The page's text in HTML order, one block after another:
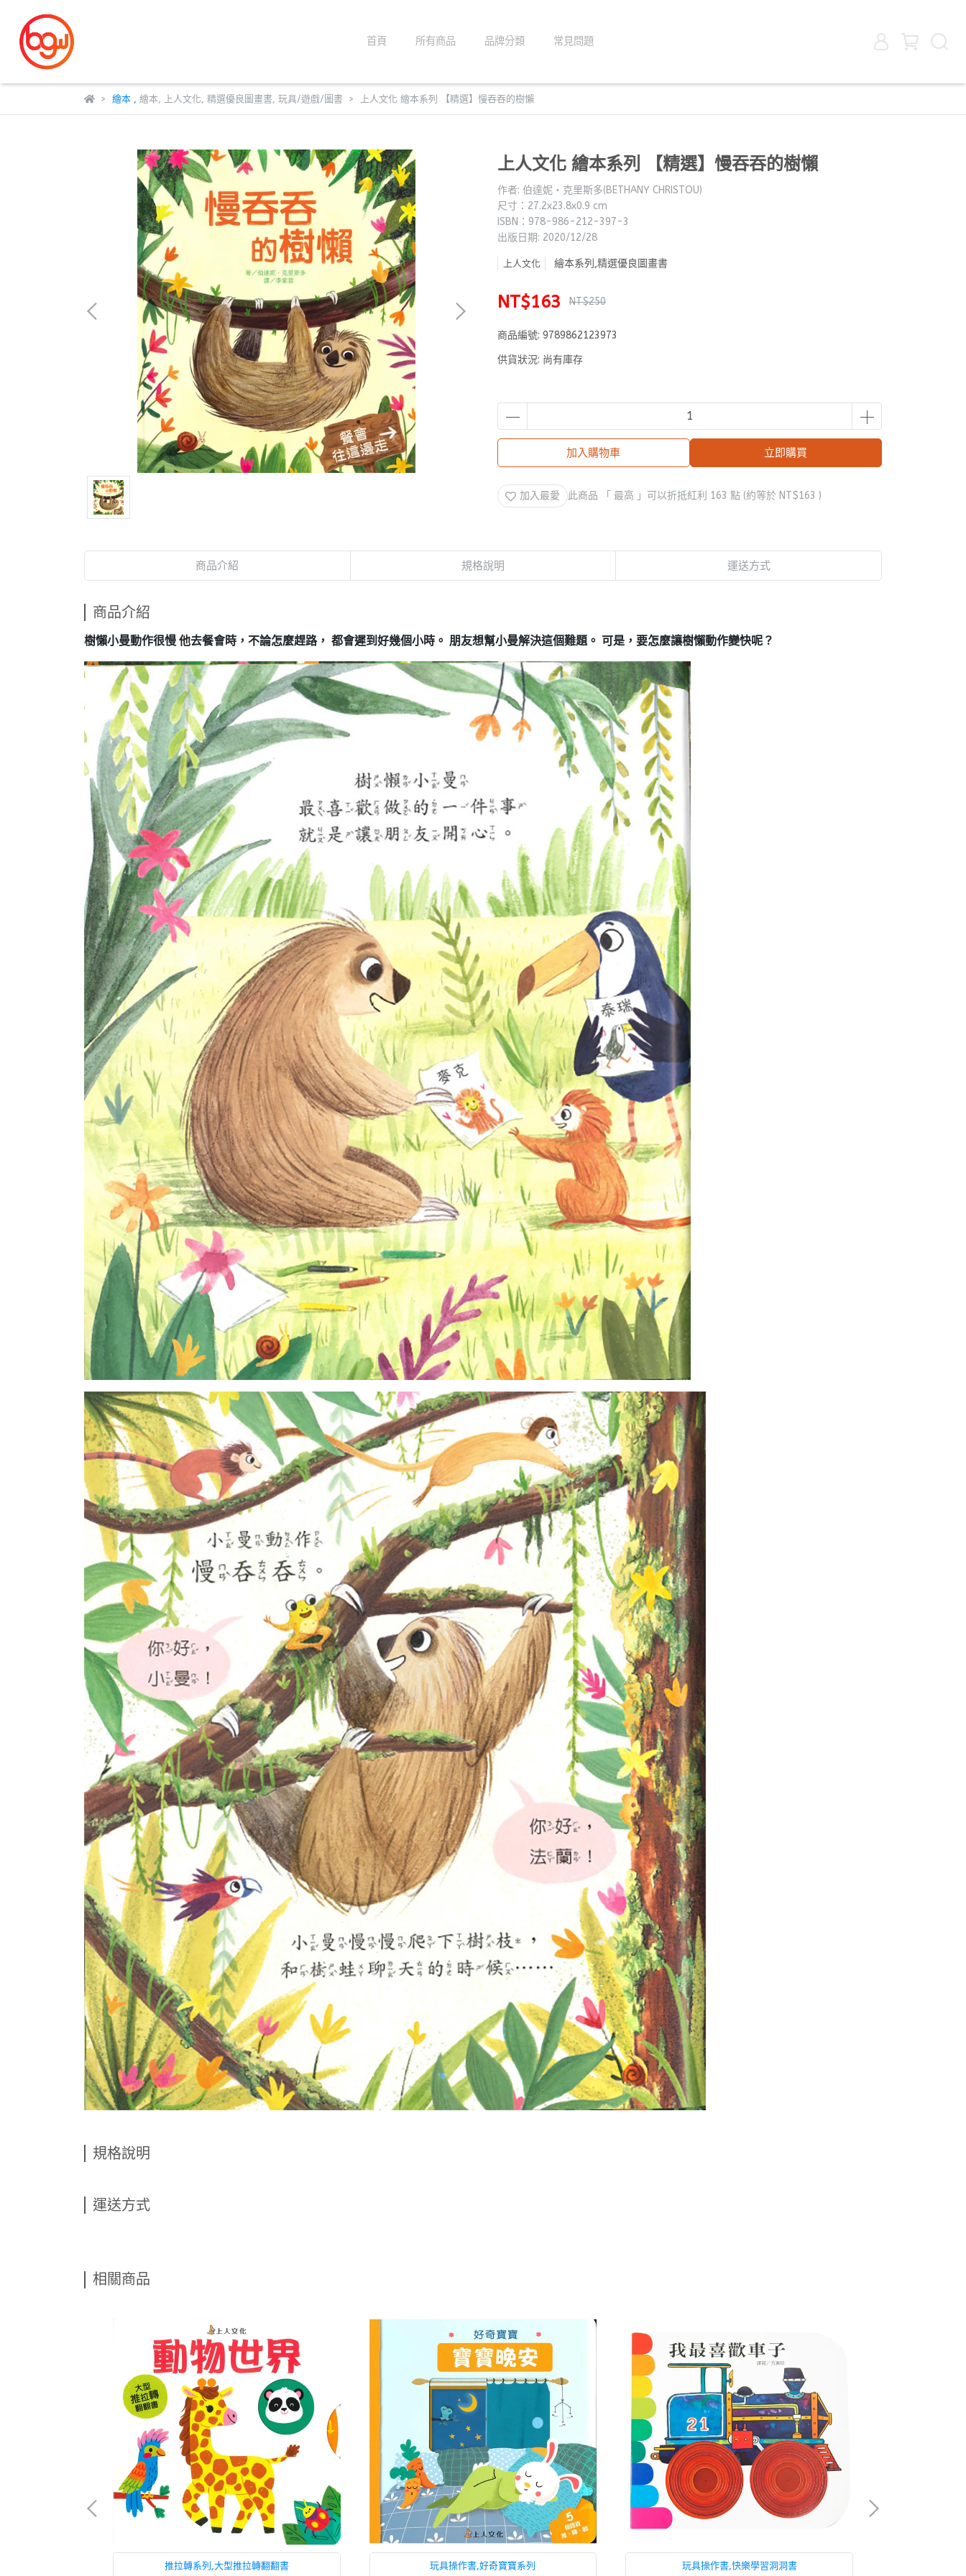
首頁 所有商品 品牌分類 常見問題
繪本, 繪本, 上人文化, 精選優良圖畫書, 玩具/遊戲/圖書 上人文化 繪本系列 【精選】慢吞吞的樹懶
上人文化 繪本系列 【精選】慢吞吞的樹懶
作者: 伯達妮‧克里斯多(BETHANY CHRISTOU)
尺寸：27.2x23.8x0.9 cm
ISBN：978-986-212-397-3
出版日期: 2020/12/28
上人文化 繪本系列,精選優良圖畫書
NT$163 NT$250
商品編號: 9789862123973
供貨狀況: 尚有庫存
加入購物車 立即購買
加入最愛 此商品 「 最高 」可以折抵紅利 163 點 (約等於 NT$163 )
商品介紹 規格說明 運送方式
商品介紹
樹懶小曼動作很慢 他去餐會時，不論怎麼趕路， 都會遲到好幾個小時。 朋友想幫小曼解決這個難題。 可是，要怎麼讓樹懶動作變快呢？
規格說明
運送方式
相關商品
推拉轉系列,大型推拉轉翻翻書 玩具操作書,好奇寶寶系列 玩具操作書,快樂學習洞洞書